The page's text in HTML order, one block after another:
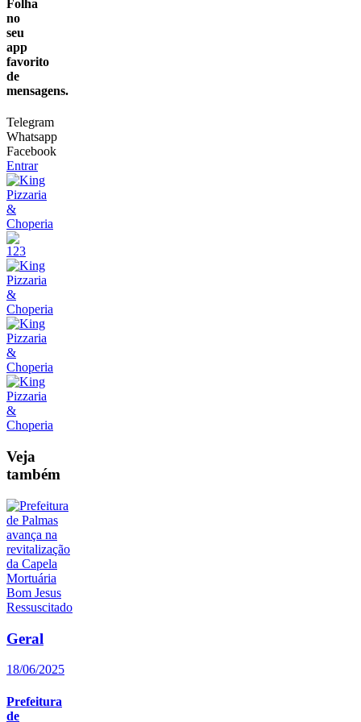
Folha
no
seu
app
favorito
de
mensagens.
Telegram
Whatsapp
Facebook
Entrar
Veja
também
Geral
18/06/2025
Prefeitura
de